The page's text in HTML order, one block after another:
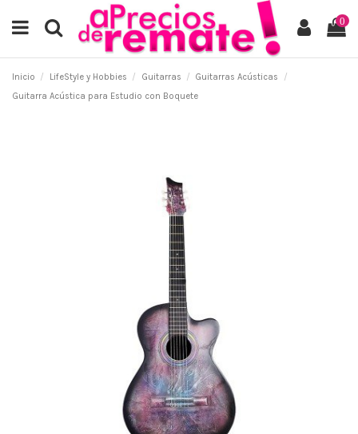
0
Inicio LifeStyle y Hobbies Guitarras
Guitarras Acústicas
Guitarra Acústica para Estudio con Boquete